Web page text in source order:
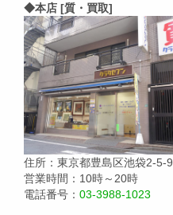
◆本店 [質・買取]
住所：東京都豊島区池袋2-5-9
営業時間：10時～20時
電話番号： 03-3988-1023